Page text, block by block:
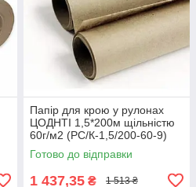
Папір для крою у рулонах
ЦОДНТІ 1,5*200м щільністю
60г/м2 (PС/К-1,5/200-60-9)
Готово до відправки
1 437,35 ₴ 1 513 ₴